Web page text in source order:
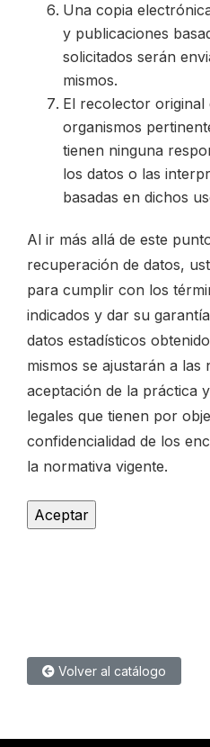
Una copia
y publicaciones
solicitados serán
mismos.
El recolector original
organismos
tienen ninguna
los datos o las
basadas en dichos
Al ir más allá de este
recuperación de datos,
para cumplir con los
indicados y dar su
datos estadísticos
mismos se ajustarán a las
aceptación de la práctica
legales que tienen por
confidencialidad de los
la normativa vigente.
Volver al catálogo